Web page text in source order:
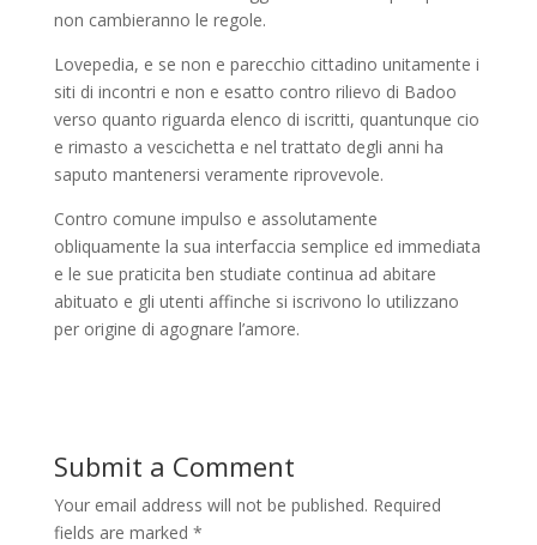
non cambieranno le regole.
Lovepedia, e se non e parecchio cittadino unitamente i
siti di incontri e non e esatto contro rilievo di Badoo
verso quanto riguarda elenco di iscritti, quantunque cio
e rimasto a vescichetta e nel trattato degli anni ha
saputo mantenersi veramente riprovevole.
Contro comune impulso e assolutamente
obliquamente la sua interfaccia semplice ed immediata
e le sue praticita ben studiate continua ad abitare
abituato e gli utenti affinche si iscrivono lo utilizzano
per origine di agognare l’amore.
Submit a Comment
Your email address will not be published. Required
fields are marked *